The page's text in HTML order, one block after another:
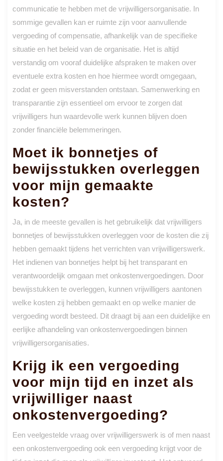
communicatie te hebben met de vrijwilligersorganisatie. In
sommige gevallen kan er ruimte zijn voor aanvullende
vergoeding of compensatie, afhankelijk van de specifieke
situatie en het beleid van de organisatie. Het is altijd
verstandig om vooraf duidelijke afspraken te maken over
eventuele extra kosten en hoe hiermee wordt omgegaan,
zodat er geen misverstanden ontstaan. Samenwerking en
transparantie zijn essentieel om ervoor te zorgen dat
vrijwilligers hun waardevolle werk kunnen blijven doen
zonder financiële belemmeringen.
Moet ik bonnetjes of
bewijsstukken overleggen
voor mijn gemaakte
kosten?
Ja, in de meeste gevallen is het gebruikelijk dat vrijwilligers
bonnetjes of bewijsstukken overleggen voor de kosten die zij
hebben gemaakt tijdens het verrichten van vrijwilligerswerk.
Het indienen van bonnetjes helpt bij het transparant en
verantwoordelijk omgaan met onkostenvergoedingen. Door
bewijsstukken te overleggen, kunnen vrijwilligers aantonen
welke kosten zij hebben gemaakt en op welke manier de
vergoeding wordt besteed. Dit draagt bij aan een duidelijke en
eerlijke afhandeling van onkostenvergoedingen binnen
vrijwilligersorganisaties.
Krijg ik een vergoeding
voor mijn tijd en inzet als
vrijwilliger naast
onkostenvergoeding?
Een veelgestelde vraag over vrijwilligerswerk is of men naast
een onkostenvergoeding ook een vergoeding krijgt voor de